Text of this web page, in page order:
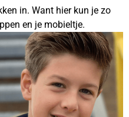
in. Want hier kun je zo
en je mobieltje.